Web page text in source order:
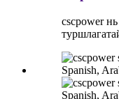
cscpower